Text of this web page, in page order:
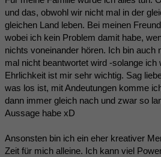
und das, obwohl wir nicht mal in der
gleichen Land leben. Bei meinen
wobei ich kein Problem damit habe,
nichts voneinander hören. Ich bin auch
mal nicht beantwortet wird -solange ich
Ehrlichkeit ist mir sehr wichtig. Sag
was los ist, mit Andeutungen komme
dann immer gleich nach und zwar so
Aussage habe xD
Ansonsten bin ich ein eher kreativer
Zeit für mich alleine. Ich kann viel